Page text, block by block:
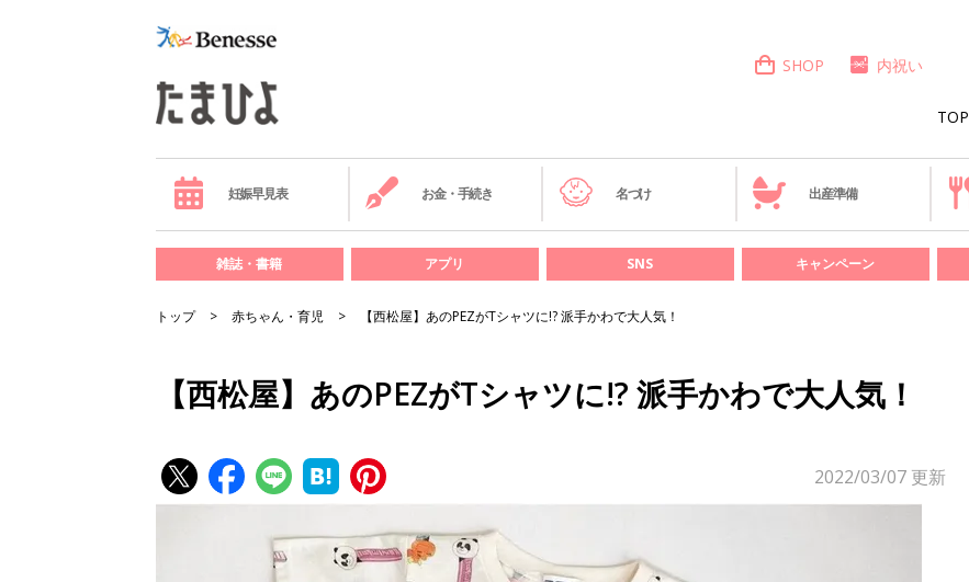
TOP
SHOP 内祝い
妊娠早見表 お金・手続き 名づけ 出産準備
雑誌・書籍 アプリ SNS キャンペーン
トップ 赤ちゃん・育児 【西松屋】あのPEZがTシャツに!? 派手かわで大人気！
【西松屋】あのPEZがTシャツに!? 派手かわで大人気！
2022/03/07 更新